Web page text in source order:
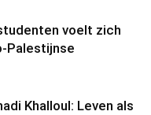
voelt zich
Palestijnse
Khalloul: Leven als